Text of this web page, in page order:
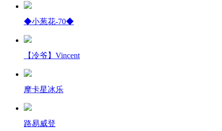
◆小葱花-70◆
【冷爷】Vincent
摩卡星冰乐
路易威登